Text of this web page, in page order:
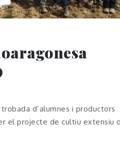
d’alumnes i productors
el projecte de cultiu extensiu